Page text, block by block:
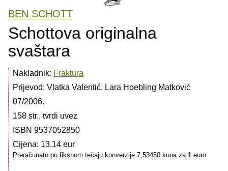
BEN SCHOTT
Schottova originalna
svaštara
Nakladnik: Fraktura
Prijevod: Vlatka Valentić, Lara Hoebling Matković
07/2006.
158 str., tvrdi uvez
ISBN 9537052850
Cijena: 13.14 eur
Preračunato po fiksnom tečaju konverzije 7,53450 kuna za 1 euro